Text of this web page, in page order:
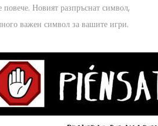
Новият разпръснат символ,
важен символ за вашите игри.